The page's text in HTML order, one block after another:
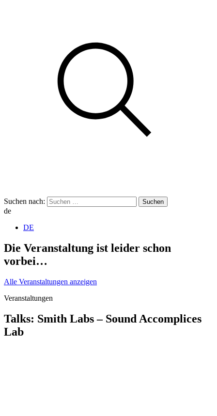
Suchen nach:
de
DE
Die Veranstaltung ist leider schon
vorbei…
Alle Veranstaltungen anzeigen
Veranstaltungen
Talks: Smith Labs – Sound Accomplices
Lab